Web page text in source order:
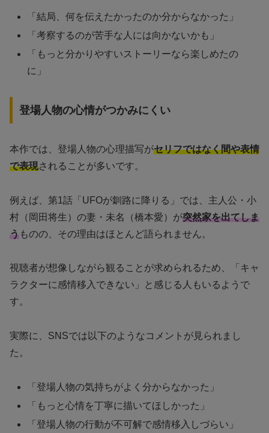
「結局、何を伝えたかったのか分からなかった」
「考察するのが苦手な人には向かないかも」
「もっと分かりやすいストーリーなら楽しめたの
に」
登場人物の心情がつかみにくい
本作では、登場人物の心理描写がセリフではなく間や表情
で表現されることが多いです。
例えば、第1話「UFOが釧路に降りる」では、主人公・小
村（岡田将生）の妻・未名（橋本愛）が突然家を出てしま
うものの、その理由はほとんど語られません。
視聴者が想像しながら観ることが求められるため、「キャ
ラクターに感情移入できない」と感じる人もいるようで
す。
実際に、SNSでは以下のようなコメントが見られまし
た。
「登場人物の気持ちがよく分からなかった」
「もっと心情を丁寧に描いてほしかった」
「登場人物の行動が不可解で感情移入しづらい」